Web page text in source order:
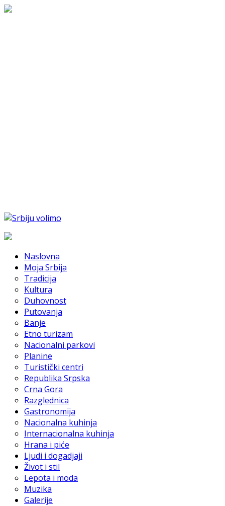
Naslovna
Moja Srbija
Tradicija
Kultura
Duhovnost
Putovanja
Banje
Etno turizam
Nacionalni parkovi
Planine
Turistički centri
Republika Srpska
Crna Gora
Razglednica
Gastronomija
Nacionalna kuhinja
Internacionalna kuhinja
Hrana i piće
Ljudi i dogadjaji
Život i stil
Lepota i moda
Muzika
Galerije